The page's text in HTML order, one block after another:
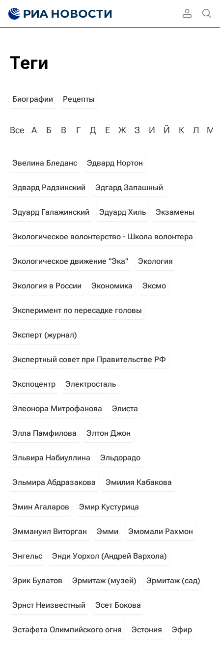
Теги
Биографии Рецепты
Все А Б В Г Д Е Ж З И Й К Л М
Эвелина Бледанс Эдвард Нортон
Эдвард Радзинский Эдгард Запашный
Эдуард Галажинский Эдуард Хиль Экзамены
Экологическое волонтерство - Школа волонтера
Экологическое движение "Эка" Экология
Экология в России Экономика Эксмо
Эксперимент по пересадке головы
Эксперт (журнал)
Экспертный совет при Правительстве РФ
Экспоцентр Электросталь
Элеонора Митрофанова Элиста
Элла Памфилова Элтон Джон
Эльвира Набиуллина Эльдорадо
Эльмира Абдразакова Эмилия Кабакова
Эмин Агаларов Эмир Кустурица
Эммануил Виторган Эмми Эмомали Рахмон
Энгельс Энди Уорхол (Андрей Вархола)
Эрик Булатов Эрмитаж (музей) Эрмитаж (сад)
Эрнст Неизвестный Эсет Бокова
Эстафета Олимпийского огня Эстония Эфир